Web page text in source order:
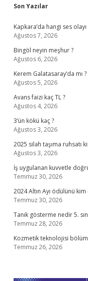
Sidebar
Son Yazılar
Kapkara’da hangi ses olayı
Ağustos 7, 2026
Bingöl neyin meşhur ?
Ağustos 6, 2026
Kerem Galatasaray’da mı ?
Ağustos 5, 2026
Avans faizi kaç TL ?
Ağustos 4, 2026
3’ün kökü kaç ?
Ağustos 3, 2026
2025 silah taşıma ruhsatı
Ağustos 3, 2026
İş uygulanan kuvvetle
Temmuz 30, 2026
2024 Altın Ayı ödülünü kim
Temmuz 30, 2026
Tanık gösterme nedir 5.
Temmuz 28, 2026
Kozmetik teknolojisi
Temmuz 26, 2026